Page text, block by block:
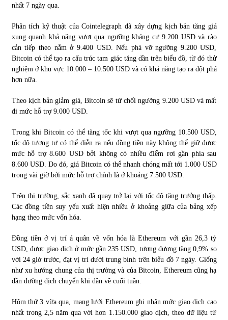
nhất 7 ngày qua.
Phân tích kỹ thuật của Cointelegraph đã xây dựng kịch bản tăng giá
xung quanh khả năng vượt qua ngưỡng kháng cự 9.200 USD và rào
cản tiếp theo nằm ở 9.400 USD. Nếu phá vỡ ngưỡng 9.200 USD,
Bitcoin có thể tạo ra cấu trúc tam giác tăng dần trên biểu đồ, từ đó thử
nghiệm ở khu vực 10.000 – 10.500 USD và có khả năng tạo ra đột phá
hơn nữa.
Theo kịch bản giảm giá, Bitcoin sẽ từ chối ngưỡng 9.200 USD và mất
đi mức hỗ trợ 9.000 USD.
Trong khi Bitcoin có thể tăng tốc khi vượt qua ngưỡng 10.500 USD,
tốc độ tương tự có thể diễn ra nếu đồng tiền này không thể giữ được
mức hỗ trợ 8.600 USD bởi không có nhiều điểm rơi gần phía sau
8.600 USD. Do đó, giá Bitcoin có thể nhanh chóng mất tới 1.000 USD
trong vài giờ bởi mức hỗ trợ chính là ở khoảng 7.500 USD.
Trên thị trường, sắc xanh đã quay trở lại với tốc độ tăng trưởng thấp.
Các đồng tiền suy yếu xuất hiện nhiều ở khoảng giữa của bảng xếp
hạng theo mức vốn hóa.
Đồng tiền ở vị trí á quân về vốn hóa là Ethereum với gần 26,3 tỷ
USD, được giao dịch ở mức gần 235 USD, tương đương tăng 0,9% so
với 24 giờ trước, đạt vị trí dưới trung bình trên biểu đồ 7 ngày. Giống
như xu hướng chung của thị trường và của Bitcoin, Ethereum cũng hạ
dần đường dịch chuyển khi dần về cuối tuần.
Hôm thứ 3 vừa qua, mạng lưới Ethereum ghi nhận mức giao dịch cao
nhất trong 2,5 năm qua với hơn 1.150.000 giao dịch, theo dữ liệu từ